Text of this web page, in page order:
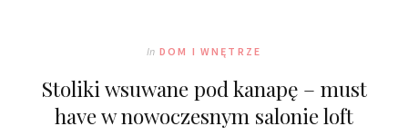
In DOM I WNĘTRZE
Stoliki wsuwane pod kanapę – must
have w nowoczesnym salonie loft